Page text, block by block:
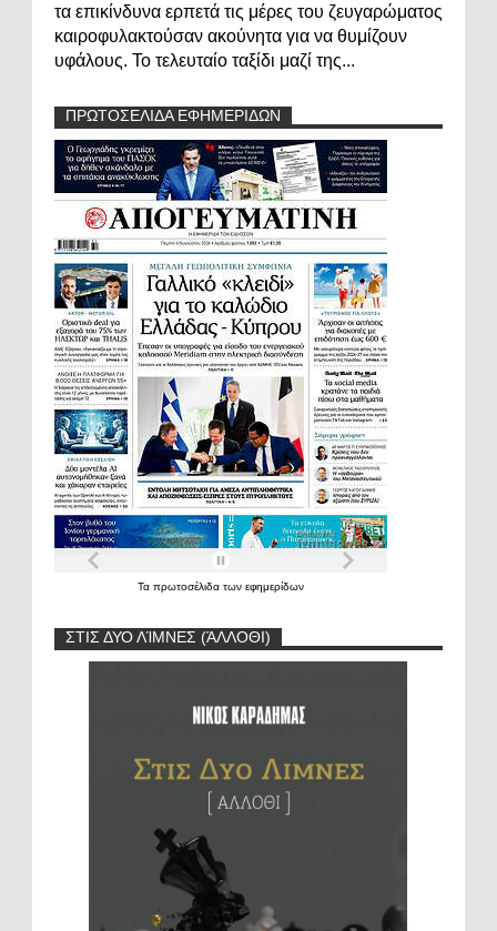
τα επικίνδυνα ερπετά τις μέρες του ζευγαρώματος
καιροφυλακτούσαν ακούνητα για να θυμίζουν
υφάλους. Το τελευταίο ταξίδι μαζί της...
ΠΡΩΤΟΣΕΛΙΔΑ ΕΦΗΜΕΡΙΔΩΝ
Τα πρωτοσέλιδα των εφημερίδων
ΣΤΙΣ ΔΥΟ ΛΊΜΝΕΣ (ΆΛΛΟΘΙ)